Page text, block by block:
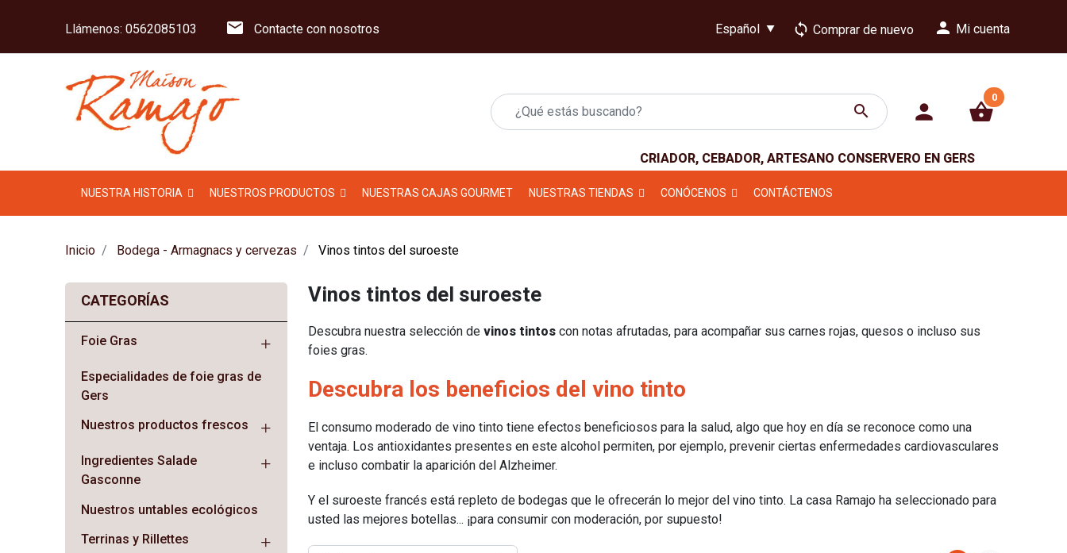
Llámenos: 0562085103 mail Contacte con nosotros loop Comprar de nuevo person Mi cuenta
search person shopping_basket
0
CRIADOR, CEBADOR, ARTESANO CONSERVERO EN GERS
NUESTRA HISTORIA NUESTROS PRODUCTOS NUESTRAS CAJAS GOURMET NUESTRAS TIENDAS CONÓCENOS CONTÁCTENOS
Inicio Bodega - Armagnacs y cervezas Vinos tintos del suroeste
CATEGORÍAS
Foie Gras
Especialidades de foie gras de
Gers
Nuestros productos frescos
Ingredientes Salade
Gasconne
Nuestros untables ecológicos
Terrinas y Rillettes
Vinos tintos del suroeste
Descubra nuestra selección de vinos tintos con notas afrutadas, para acompañar sus carnes rojas, quesos o incluso sus
foies gras.
Descubra los beneficios del vino tinto
El consumo moderado de vino tinto tiene efectos beneficiosos para la salud, algo que hoy en día se reconoce como una
ventaja. Los antioxidantes presentes en este alcohol permiten, por ejemplo, prevenir ciertas enfermedades cardiovasculares
e incluso combatir la aparición del Alzheimer.
Y el suroeste francés está repleto de bodegas que le ofrecerán lo mejor del vino tinto. La casa Ramajo ha seleccionado para
usted las mejores botellas... ¡para consumir con moderación, por supuesto!